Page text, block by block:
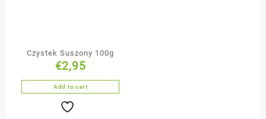
Czystek Suszony 100g
€2,95
Add to cart